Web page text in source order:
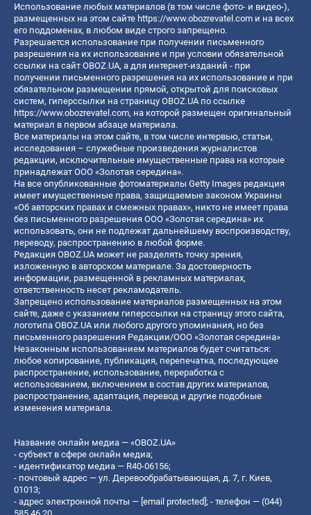
Использование любых материалов (в том числе фото- и видео-),
размещенных на этом сайте https://www.obozrevatel.com и на всех
его поддоменах, в любом виде строго запрещено.
Разрешается использование при получении письменного
разрешения на их использование и при условии обязательной
ссылки на сайт OBOZ.UA, а для интернет-изданий - при
получении письменного разрешения на их использование и при
обязательном размещении прямой, открытой для поисковых
систем, гиперссылки на страницу OBOZ.UA по ссылке
https://www.obozrevatel.com, на которой размещен оригинальный
материал в первом абзаце материала.
Все материалы на этом сайте, в том числе интервью, статьи,
исследования – служебные произведения журналистов
редакции, исключительные имущественные права на которые
принадлежат ООО «Золотая середина».
На все опубликованные фотоматериалы Getty Images редакция
имеет имущественные права, защищаемые законом Украины
«Об авторских правах и смежных правах», никто не имеет права
без письменного разрешения ООО «Золотая середина» их
использовать, они не подлежат дальнейшему воспроизводству,
переводу, распространению в любой форме.
Редакция OBOZ.UA может не разделять точку зрения,
изложенную в авторском материале. За достоверность
информации, размещенной в рекламных материалах,
ответственность несет рекламодатель.
Запрещено использование материалов размещенных на этом
сайте, даже с указанием гиперссылки на страницу этого сайта,
логотипа OBOZ.UA или любого другого упоминания, но без
письменного разрешения Редакции/ООО «Золотая середина»
Незаконным использованием материалов будет считаться:
любое копирование, публикация, перепечатка, последующее
распространение, использование, переработка с
использованием, включением в состав других материалов,
распространение, адаптация, перевод и другие подобные
изменения материала.
Название онлайн медиа — «OBOZ.UA»
- субъект в сфере онлайн медиа;
- идентификатор медиа — R40-06156;
- почтовый адрес — ул. Деревообрабатывающая, д. 7, г. Киев,
01013;
- адрес электронной почты — [email protected]; - телефон — (044)